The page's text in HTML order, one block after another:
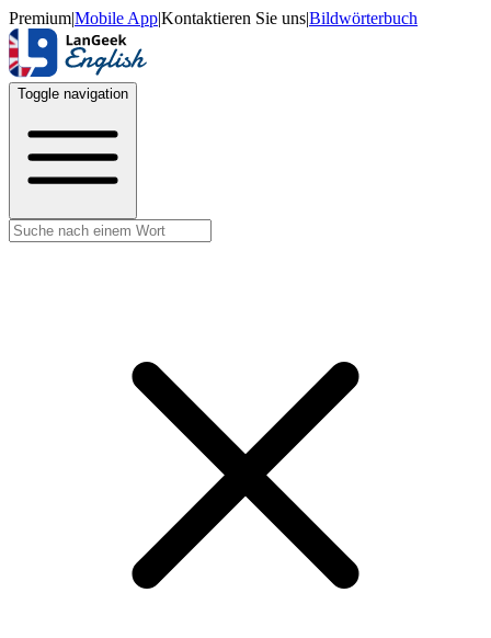
Premium|Mobile App|Kontaktieren Sie uns|Bildwörterbuch
Toggle navigation